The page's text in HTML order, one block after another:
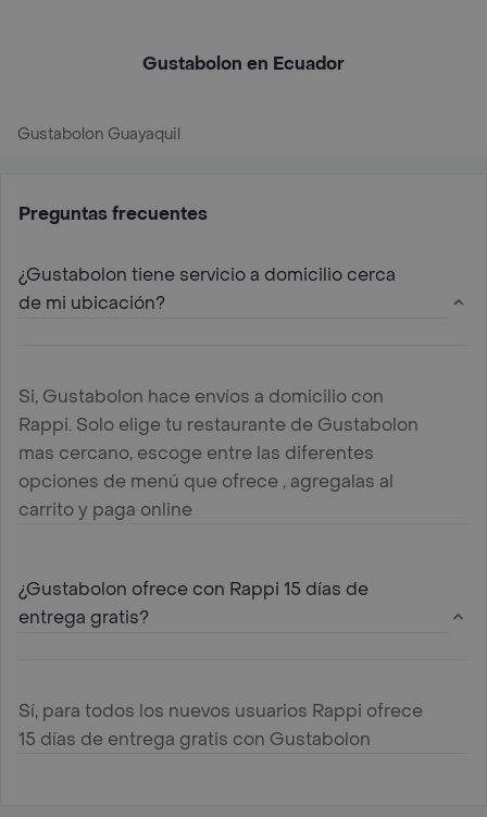
Gustabolon en Ecuador
Gustabolon Guayaquil
Preguntas frecuentes
¿Gustabolon tiene servicio a domicilio cerca
de mi ubicación?
Si, Gustabolon hace envíos a domicilio con
Rappi. Solo elige tu restaurante de Gustabolon
mas cercano, escoge entre las diferentes
opciones de menú que ofrece , agregalas al
carrito y paga online
¿Gustabolon ofrece con Rappi 15 días de
entrega gratis?
Sí, para todos los nuevos usuarios Rappi ofrece
15 días de entrega gratis con Gustabolon